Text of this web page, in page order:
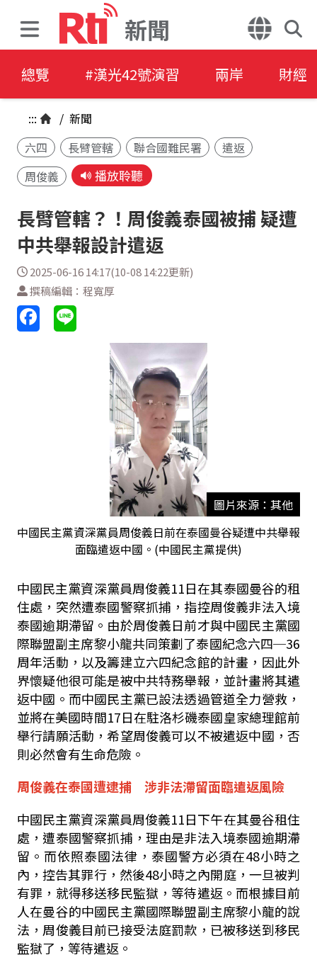
新聞
總覽 #漢光42號演習 兩岸 財經
::: / 新聞
六四
長臂管轄 聯合國難民署
遣返
周俊義
播放聆聽
長臂管轄？！周俊義泰國被捕 疑遭
中共舉報設計遣返
2025-06-16 14:17(10-08 14:22更新)
撰稿編輯：程寬厚
圖片來源：其他
中國民主黨資深黨員周俊義日前在泰國曼谷疑遭中共舉報
面臨遣返中國。(中國民主黨提供)
中國民主黨資深黨員周俊義11日在其泰國曼谷的租
住處，突然遭泰國警察抓捕，指控周俊義非法入境
泰國逾期滯留。由於周俊義日前才與中國民主黨國
際聯盟副主席黎小龍共同策劃了泰國紀念六四─36
周年活動，以及籌建立六四紀念館的計畫，因此外
界懷疑他很可能是被中共特務舉報，並計畫將其遣
返中國。而中國民主黨已設法透過管道全力營救，
並將在美國時間17日在駐洛杉磯泰國皇家總理館前
舉行請願活動，希望周俊義可以不被遣返中國，否
則必然會有生命危險。
周俊義在泰國遭逮捕 涉非法滯留面臨遣返風險
中國民主黨資深黨員周俊義11日下午在其曼谷租住
處，遭泰國警察抓捕，理由是非法入境泰國逾期滯
留。而依照泰國法律，泰國警方必須在48小時之
內，控告其罪行，然後48小時之內開庭，一旦被判
有罪，就得移送移民監獄，等待遣返。而根據目前
人在曼谷的中國民主黨國際聯盟副主席黎小龍的說
法，周俊義目前已接受法庭罰款，已被移送到移民
監獄了，等待遣返。